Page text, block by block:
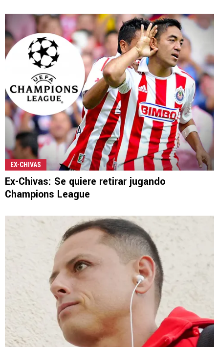
EX-CHIVAS
Ex-Chivas: Se quiere retirar jugando
Champions League